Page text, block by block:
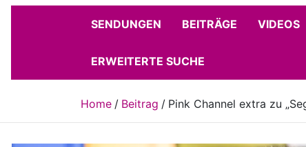
SENDUNGEN BEITRÄGE VIDEOS
ERWEITERTE SUCHE
Home Beitrag Pink Channel extra zu